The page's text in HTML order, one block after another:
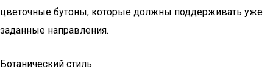
цветочные бутоны, которые должны поддерживать уже
заданные направления.
Ботанический стиль